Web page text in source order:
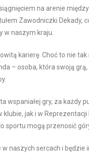
na arenie
Zawodniczki Dekady,
w naszym kraju.
karierę. Choć to nie
– osoba, która swoją
wspaniałej gry, za każdy
jak i w
sportu mogą przenosić
naszych sercach i będzie